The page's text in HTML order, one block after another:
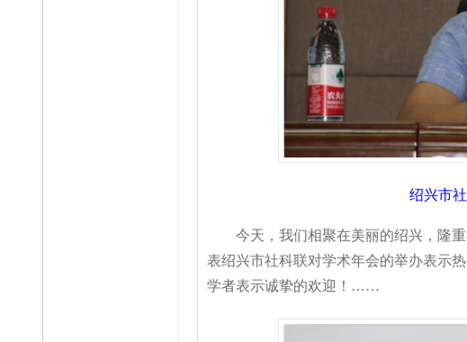
绍兴市
今天，我们相聚在美丽的绍兴，隆重
表绍兴市社科联对学术年会的举办表示
学者表示诚挚的欢迎！……